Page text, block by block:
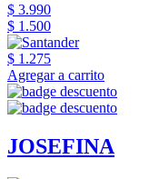
$ 3.990
$ 1.500
$ 1.275
Agregar a carrito
JOSEFINA